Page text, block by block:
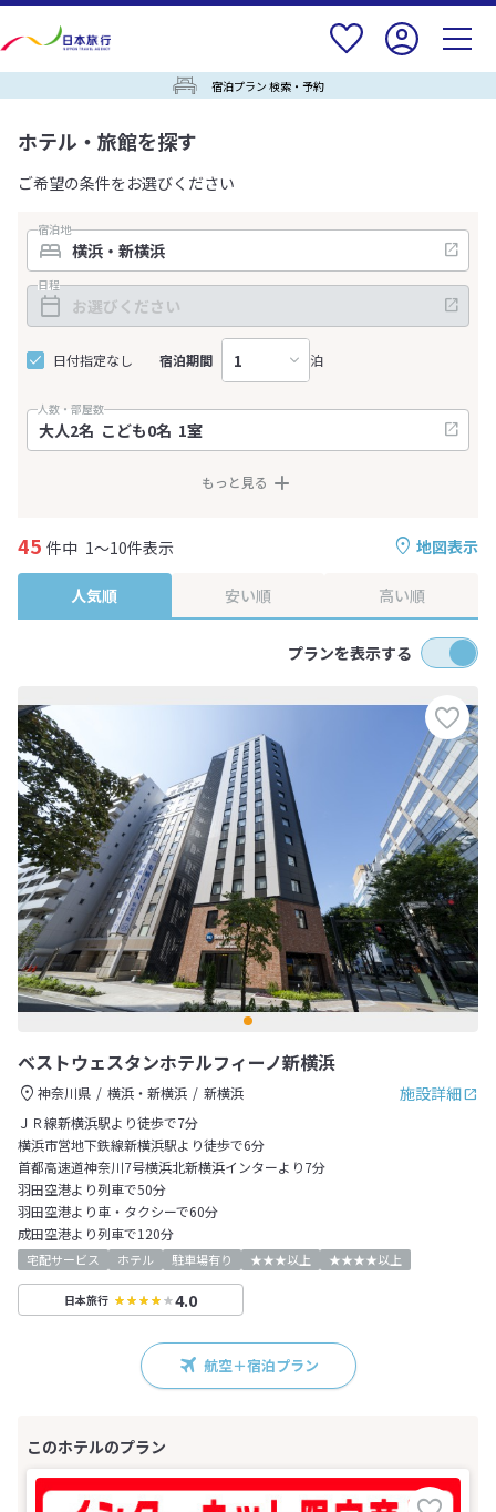
宿泊プラン 検索・予約
ホテル・旅館を探す
ご希望の条件をお選びください
宿泊地
日程
日付指定なし 宿泊期間 泊
人数・部屋数
もっと見る
地図表示
45 件中 1～10件表示
人気順 安い順 高い順
プランを表示する
ベストウェスタンホテルフィーノ新横浜
施設詳細
神奈川県 横浜・新横浜
新横浜
ＪＲ線新横浜駅より徒歩で7分
横浜市営地下鉄線新横浜駅より徒歩で6分
首都高速道神奈川7号横浜北新横浜インターより7分
羽田空港より列車で50分
羽田空港より車・タクシーで60分
成田空港より列車で120分
宅配サービス ホテル 駐車場有り ★★★以上 ★★★★以上
日本旅行 4.0
航空＋宿泊プラン